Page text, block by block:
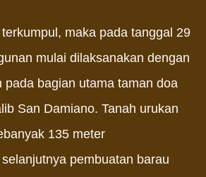
maka pada tanggal 29
mulai dilaksanakan dengan
pada bagian utama taman doa
San Damiano. Tanah urukan
135 meter
pembuatan barau